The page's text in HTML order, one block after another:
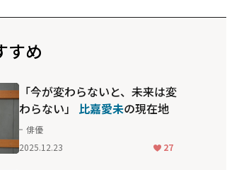
すめ
「今が変わらないと、未来は変
わらない」 ―― 比嘉愛未の現在地
俳優
2025.12.23
27